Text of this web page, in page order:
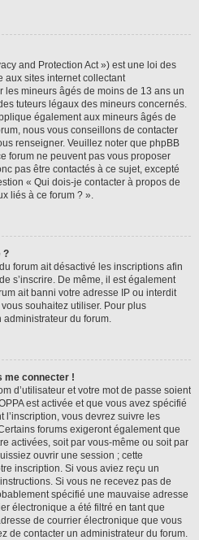
and Protection Act ») est une loi des
aux sites internet collectant
mineurs âgés de moins de 13 ans un
tuteurs légaux des mineurs concernés.
également aux mineurs âgés de
nous vous conseillons de contacter
renseigner. Veuillez noter que phpBB
forum ne peuvent pas vous proposer
pas être contactés à ce sujet, excepté
« Qui dois-je contacter à propos de
liés à ce forum ? ».
?
forum ait désactivé les inscriptions afin
s’inscrire. De même, il est également
ait banni votre adresse IP ou interdit
souhaitez utiliser. Pour plus
du forum.
me connecter !
d’utilisateur et votre mot de passe soient
est activée et que vous avez spécifié
vous devrez suivre les
forums exigeront également que
activées, soit par vous-même ou soit par
ouvrir une session ; cette
inscription. Si vous aviez reçu un
Si vous ne recevez pas de
spécifié une mauvaise adresse
électronique a été filtré en tant que
de courrier électronique que vous
de contacter un administrateur du forum.